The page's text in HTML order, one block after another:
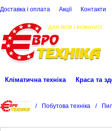
Доставка і оплата Акції Контакти
Кліматична техніка Краса та
/ Побутова техніка /